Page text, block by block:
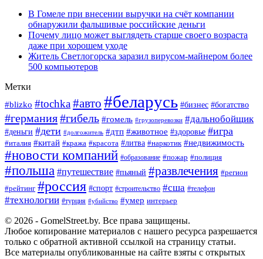
В Гомеле при внесении выручки на счёт компании
обнаружили фальшивые российские деньги
Почему лицо может выглядеть старше своего возраста
даже при хорошем уходе
Житель Светлогорска заразил вирусом-майнером более
500 компьютеров
Метки
#blizko #tochka#авто #беларусь #бизнес #богатство
#германия#гибель #гомель #грузоперевозки #дальнобойщик
#деньги #дети #долгожитель #дтп #животное #здоровье #игра
#италия #китай #кража #красота #литва #наркотик #недвижимость
#новости компаний #образование #пожар #полиция
#польша #путешествие #пьяный #развлечения #регион
#рейтинг #россия #спорт #строительство #сша #телефон
#технологии #турция #убийство #умер интерьер
© 2026 - GomelStreet.by. Все права защищены.
Любое копирование материалов с нашего ресурса разрешается
только с обратной активной ссылкой на страницу статьи.
Все материалы опубликованные на сайте взяты с открытых